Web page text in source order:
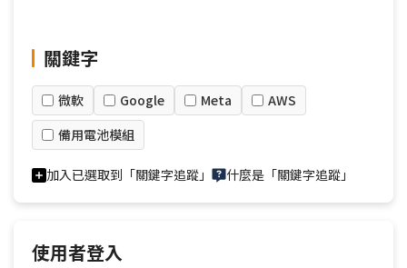
關鍵字
微軟 Google Meta
AWS
備用電池模組
加入已選取到「關鍵字追蹤」 什麼是「關鍵字追蹤」
使用者登入